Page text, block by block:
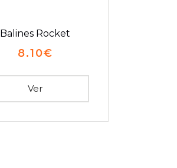
Balines Rocket
8.10€
Ver